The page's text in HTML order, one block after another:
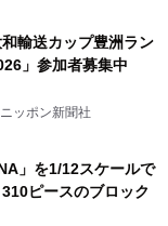
和輸送カップ豊洲ラン
」参加者募集中
ッポン新聞社
」を1/12スケールで
ピースのブロック